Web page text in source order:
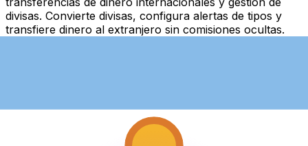
divisas. Convierte divisas, configura alertas de tipos y
transfiere dinero al extranjero sin comisiones ocultas.